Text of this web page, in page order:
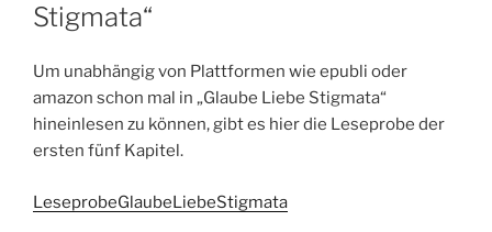
Stigmata“
Um unabhängig von Plattformen wie epubli oder
amazon schon mal in „Glaube Liebe Stigmata“
hineinlesen zu können, gibt es hier die Leseprobe der
ersten fünf Kapitel.
LeseprobeGlaubeLiebeStigmata